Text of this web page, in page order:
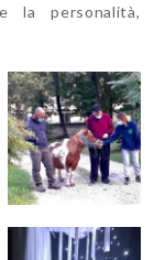
la personalità,